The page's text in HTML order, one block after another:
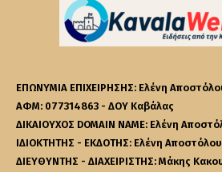
ΕΠΩΝΥΜΙΑ ΕΠΙΧΕΙΡΗΣΗΣ: Ελένη
ΑΦΜ: 077314863 - ΔΟΥ Καβάλας
ΔΙΚΑΙΟΥΧΟΣ DOMAIN NAME: Ελένη
ΙΔΙΟΚΤΗΤΗΣ - ΕΚΔΟΤΗΣ: Ελένη Αποστόλου
ΔΙΕΥΘΥΝΤΗΣ - ΔΙΑΧΕΙΡΙΣΤΗΣ: Μάκης